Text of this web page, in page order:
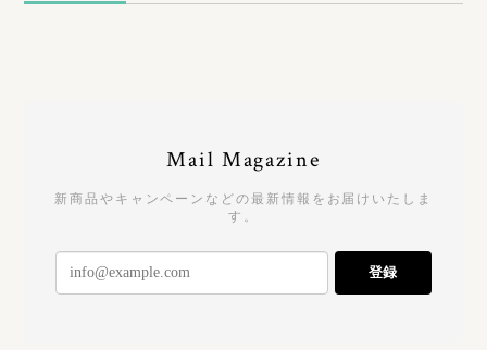
Mail Magazine
新商品やキャンペーンなどの最新情報をお届けいたしま
す。
登録